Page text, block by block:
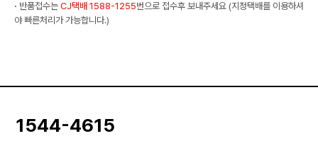
· 반품접수는 CJ택배 1588-1255번으로 접수후 보내주세요 (지정택배를 이용하셔
야 빠른처리가 가능합니다.)
1544-4615